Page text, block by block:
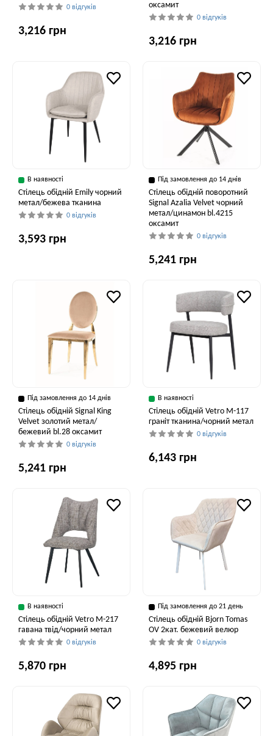
0 відгуків
3,216 грн
оксамит
0 відгуків
3,216 грн
В наявності
Стілець обідній Emily чорний
метал/бежева тканина
0 відгуків
3,593 грн
Під замовлення до 14 днів
Стілець обідній поворотний
Signal Azalia Velvet чорний
метал/цинамон bl.4215
оксамит
0 відгуків
5,241 грн
Під замовлення до 14 днів
Стілець обідній Signal King
Velvet золотий метал/
бежевий bl.28 оксамит
0 відгуків
5,241 грн
В наявності
Стілець обідній Vetro M-117
граніт тканина/чорний метал
0 відгуків
6,143 грн
В наявності
Стілець обідній Vetro M-217
гавана твід/чорний метал
0 відгуків
5,870 грн
Під замовлення до 21 день
Стілець обідній Bjorn Tomas
OV 2кат. бежевий велюр
0 відгуків
4,895 грн